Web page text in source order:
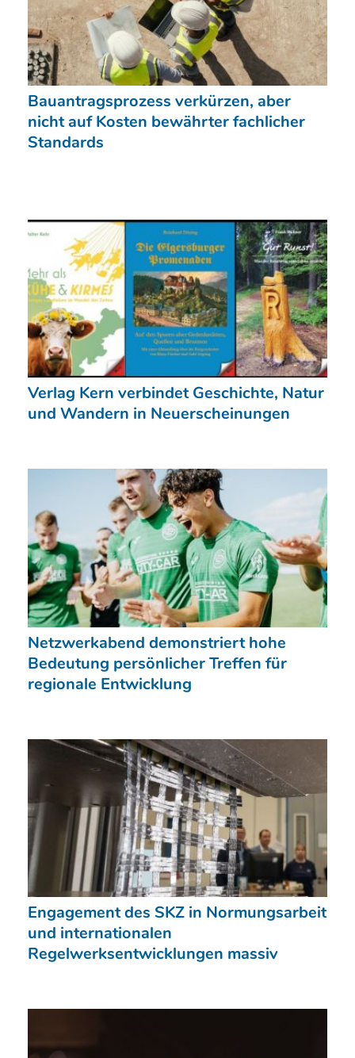
Bauantragsprozess verkürzen, aber
nicht auf Kosten bewährter fachlicher
Standards
Verlag Kern verbindet Geschichte, Natur
und Wandern in Neuerscheinungen
Netzwerkabend demonstriert hohe
Bedeutung persönlicher Treffen für
regionale Entwicklung
Engagement des SKZ in Normungsarbeit
und internationalen
Regelwerksentwicklungen massiv